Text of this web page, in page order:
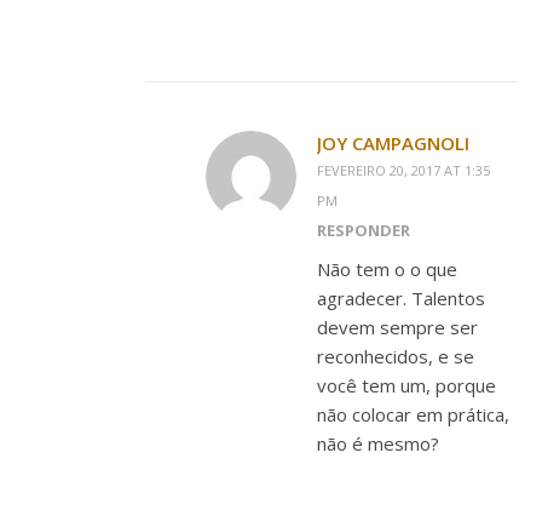
JOY CAMPAGNOLI
FEVEREIRO 20, 2017 AT 1:35
PM
RESPONDER
Não tem o o que
agradecer. Talentos
devem sempre ser
reconhecidos, e se
você tem um, porque
não colocar em prática,
não é mesmo?